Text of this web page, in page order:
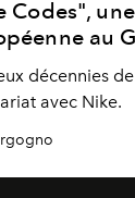
Codes",
au
décennies
avec Nike.